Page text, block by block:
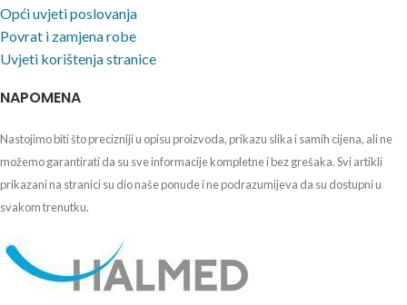
Opći uvjeti poslovanja
Povrat i zamjena robe
Uvjeti korištenja stranice
NAPOMENA
Nastojimo biti što precizniji u opisu proizvoda, prikazu slika i samih cijena, ali ne
možemo garantirati da su sve informacije kompletne i bez grešaka. Svi artikli
prikazani na stranici su dio naše ponude i ne podrazumijeva da su dostupni u
svakom trenutku.